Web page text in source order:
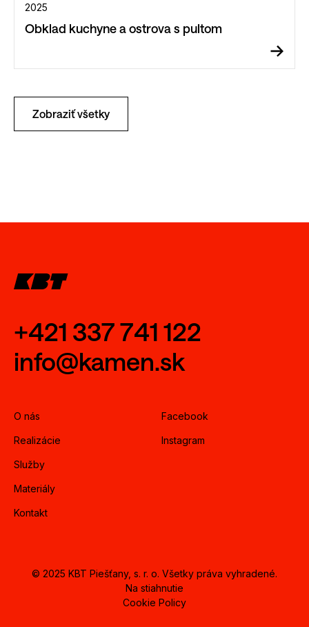
2025
Obklad kuchyne a ostrova s pultom
Zobraziť všetky
+421 337 741 122
info@kamen.sk
O nás
Realizácie
Služby
Materiály
Kontakt
Facebook
Instagram
© 2025 KBT Piešťany, s. r. o. Všetky práva vyhradené.
Na stiahnutie
Cookie Policy